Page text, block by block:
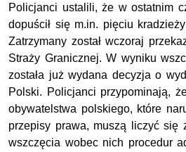
Policjanci ustalili, że w ostatnim
dopuścił się m.in. pięciu
Zatrzymany został wczoraj
Straży Granicznej. W wyniku
została już wydana decyzja o
Polski. Policjanci przypominają,
obywatelstwa polskiego, które
przepisy prawa, muszą liczyć się
wszczęcia wobec nich procedur